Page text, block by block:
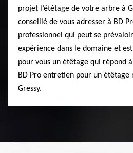
projet l’étêtage de votre arbre à
conseillé de vous adresser à BD
professionnel qui peut se
expérience dans le domaine et
pour vous un étêtage qui répond
BD Pro entretien pour un étêtage
Gressy.